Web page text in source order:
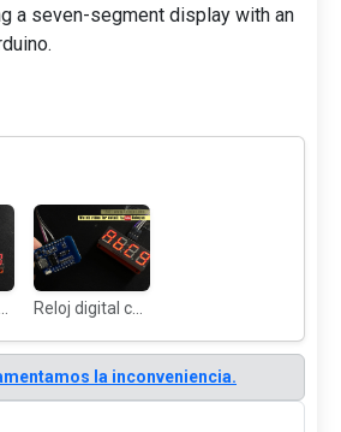
a seven-segment display with an
muestra el valor HEX Reloj digital con HT16K33 ESP8166: D1 Mini muestra el valor hexadecimal
la inconveniencia.